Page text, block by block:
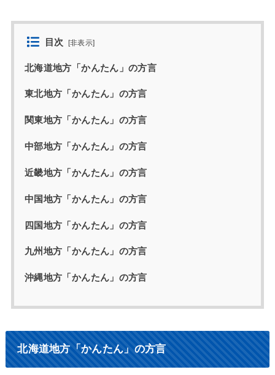
目次 [非表示]
北海道地方「かんたん」の方言
東北地方「かんたん」の方言
関東地方「かんたん」の方言
中部地方「かんたん」の方言
近畿地方「かんたん」の方言
中国地方「かんたん」の方言
四国地方「かんたん」の方言
九州地方「かんたん」の方言
沖縄地方「かんたん」の方言
北海道地方「かんたん」の方言